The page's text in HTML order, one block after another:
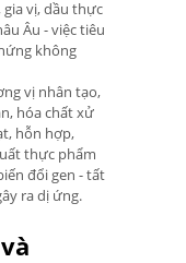
vị, dầu thực
Âu - việc tiêu
không
vị nhân tạo,
hóa chất xử
hỗn hợp,
thực phẩm
đổi gen - tất
ra dị ứng.